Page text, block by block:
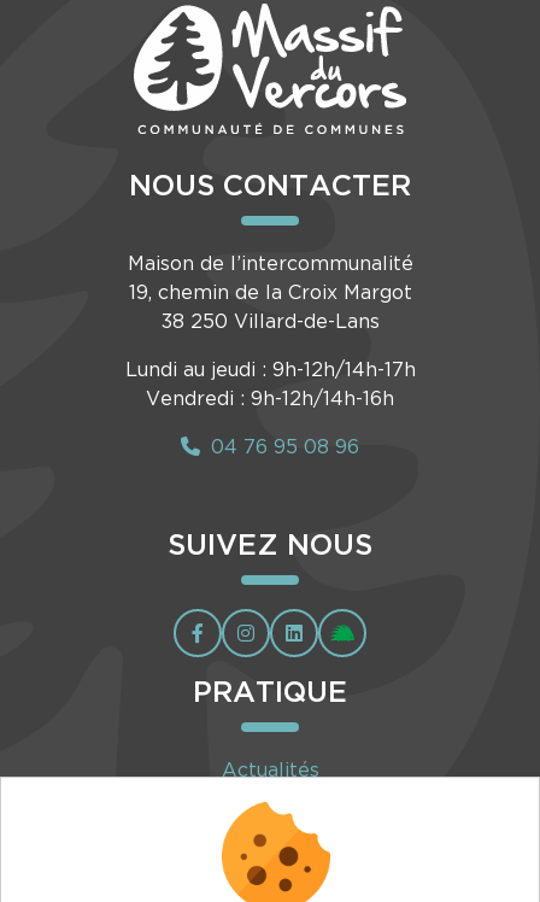
NOUS CONTACTER
Maison de l’intercommunalité
19, chemin de la Croix Margot
38 250 Villard-de-Lans
Lundi au jeudi : 9h-12h/14h-17h
Vendredi : 9h-12h/14h-16h
04 76 95 08 96
SUIVEZ NOUS
PRATIQUE
Actualités
Agenda
Inscription à la newsletter